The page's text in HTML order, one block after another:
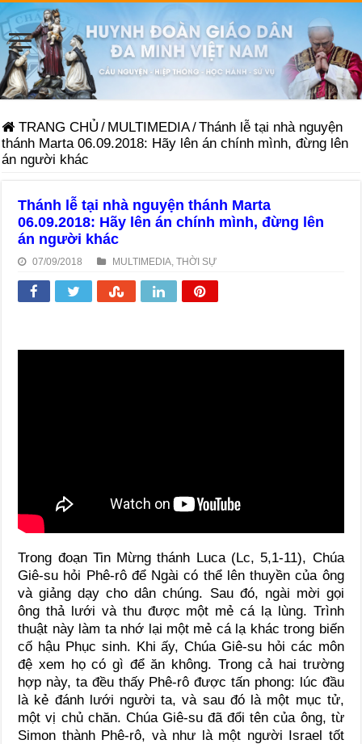
TRANG CHỦ / MULTIMEDIA/Thánh lễ tại nhà nguyện
thánh Marta 06.09.2018: Hãy lên án chính mình, đừng lên
án người khác
Thánh lễ tại nhà nguyện thánh Marta
06.09.2018: Hãy lên án chính mình, đừng lên
án người khác
07/09/2018 MULTIMEDIA ,THỜI SỰ
Trong đoạn Tin Mừng thánh Luca (Lc, 5,1-11), Chúa
Giê-su hỏi Phê-rô để Ngài có thể lên thuyền của ông
và giảng dạy cho dân chúng. Sau đó, ngài mời gọi
ông thả lưới và thu được một mẻ cá lạ lùng. Trình
thuật này làm ta nhớ lại một mẻ cá lạ khác trong biến
cố hậu Phục sinh. Khi ấy, Chúa Giê-su hỏi các môn
đệ xem họ có gì để ăn không. Trong cả hai trường
hợp này, ta đều thấy Phê-rô được tấn phong: lúc đầu
là kẻ đánh lưới người ta, và sau đó là một mục tử,
một vị chủ chăn. Chúa Giê-su đã đổi tên của ông, từ
Simon thành Phê-rô, và như là một người Israel tốt